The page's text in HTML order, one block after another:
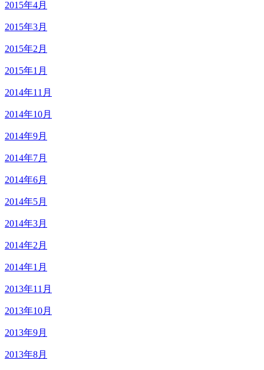
2015年4月
2015年3月
2015年2月
2015年1月
2014年11月
2014年10月
2014年9月
2014年7月
2014年6月
2014年5月
2014年3月
2014年2月
2014年1月
2013年11月
2013年10月
2013年9月
2013年8月